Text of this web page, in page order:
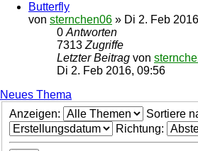
Butterfly
von sternchen06 » Di 2. Feb
0 Antworten
7313 Zugriffe
Letzter Beitrag von
Di 2. Feb 2016, 09:56
Neues Thema
Anzeigen:
Sortiere
Richtung: